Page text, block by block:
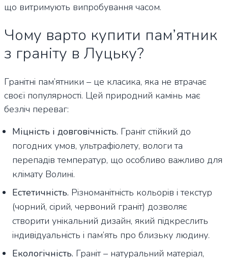
що витримують випробування часом.
Чому варто купити пам’ятник
з граніту в Луцьку?
Гранітні пам’ятники – це класика, яка не втрачає
своєї популярності. Цей природний камінь має
безліч переваг:
Міцність і довговічність. Граніт стійкий до
погодних умов, ультрафіолету, вологи та
перепадів температур, що особливо важливо для
клімату Волині.
Естетичність. Різноманітність кольорів і текстур
(чорний, сірий, червоний граніт) дозволяє
створити унікальний дизайн, який підкреслить
індивідуальність і пам’ять про близьку людину.
Екологічність. Граніт – натуральний матеріал,